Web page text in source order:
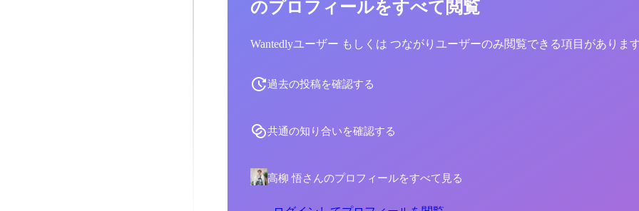
のプロフィールをすべて閲覧
Wantedlyユーザー もしくは つながりユーザーのみ閲覧できる項目がありま
過去の投稿を確認する
共通の知り合いを確認する
高柳 悟さんのプロフィールをすべて見る